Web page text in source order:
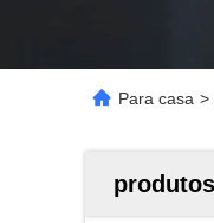
Para casa >
produtos